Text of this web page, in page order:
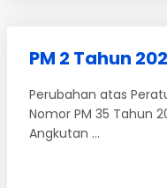
PM 2 Tahun
Perubahan atas
Nomor PM 35 Tahun
Angkutan ...